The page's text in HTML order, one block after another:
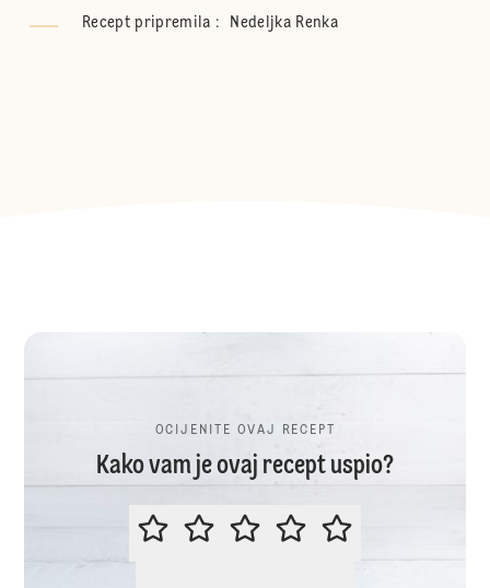
Recept pripremila : Nedeljka Renka
OCIJENITE OVAJ RECEPT
Kako vam je ovaj recept uspio?
OCIJENITE OVAJ RECEPT